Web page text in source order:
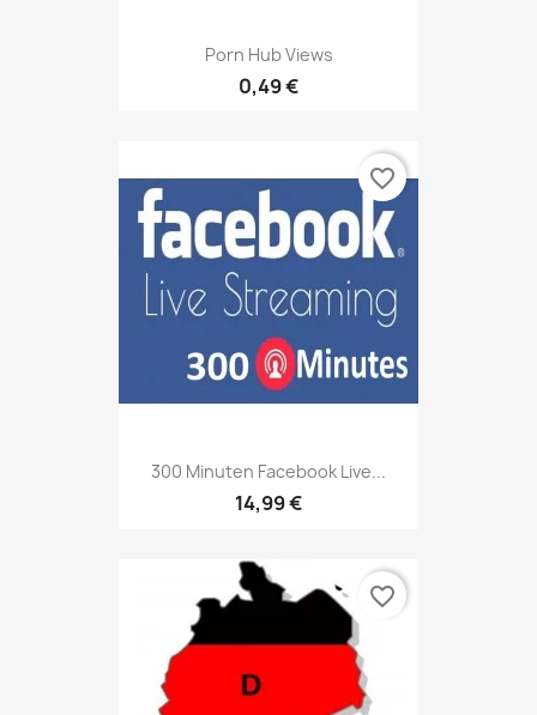
Porn Hub Views
0,49 €
300 Minuten Facebook Live...
14,99 €
favorite_border
favorite_border